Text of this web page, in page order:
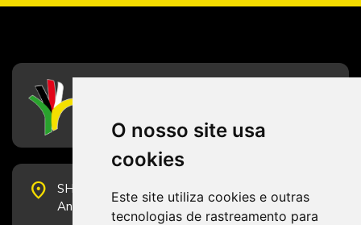
O nosso site usa
cookies
Este site utiliza cookies e outras
tecnologias de rastreamento para
place
SHS Quadra 6, Bloco E, Complexo Brasil 21, 20º
Andar, Sala 2001 - CEP 70322-915 - Brasília/DF